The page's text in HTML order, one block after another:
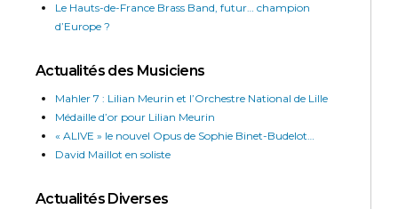
Le Hauts-de-France Brass Band, futur… champion
d’Europe ?
Actualités des Musiciens
Mahler 7 : Lilian Meurin et l’Orchestre National de Lille
Médaille d’or pour Lilian Meurin
« ALIVE » le nouvel Opus de Sophie Binet-Budelot…
David Maillot en soliste
Actualités Diverses